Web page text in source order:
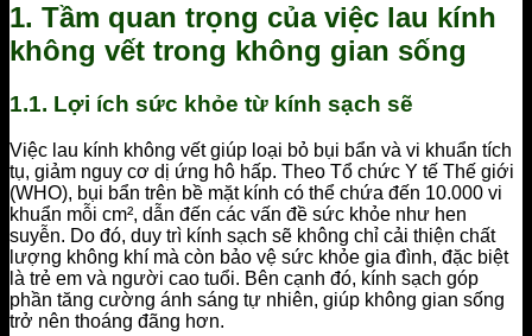
1. Tầm quan trọng của việc lau kính
không vết trong không gian sống
1.1. Lợi ích sức khỏe từ kính sạch sẽ
Việc lau kính không vết giúp loại bỏ bụi bẩn và vi khuẩn tích
tụ, giảm nguy cơ dị ứng hô hấp. Theo Tổ chức Y tế Thế giới
(WHO), bụi bẩn trên bề mặt kính có thể chứa đến 10.000 vi
khuẩn mỗi cm², dẫn đến các vấn đề sức khỏe như hen
suyễn. Do đó, duy trì kính sạch sẽ không chỉ cải thiện chất
lượng không khí mà còn bảo vệ sức khỏe gia đình, đặc biệt
là trẻ em và người cao tuổi. Bên cạnh đó, kính sạch góp
phần tăng cường ánh sáng tự nhiên, giúp không gian sống
trở nên thoáng đãng hơn.